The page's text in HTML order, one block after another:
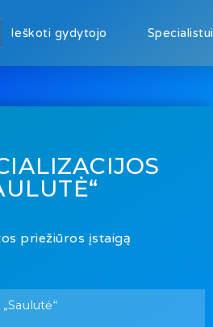
Ieškoti gydytojo Specialistui
priežiūros įstaigą